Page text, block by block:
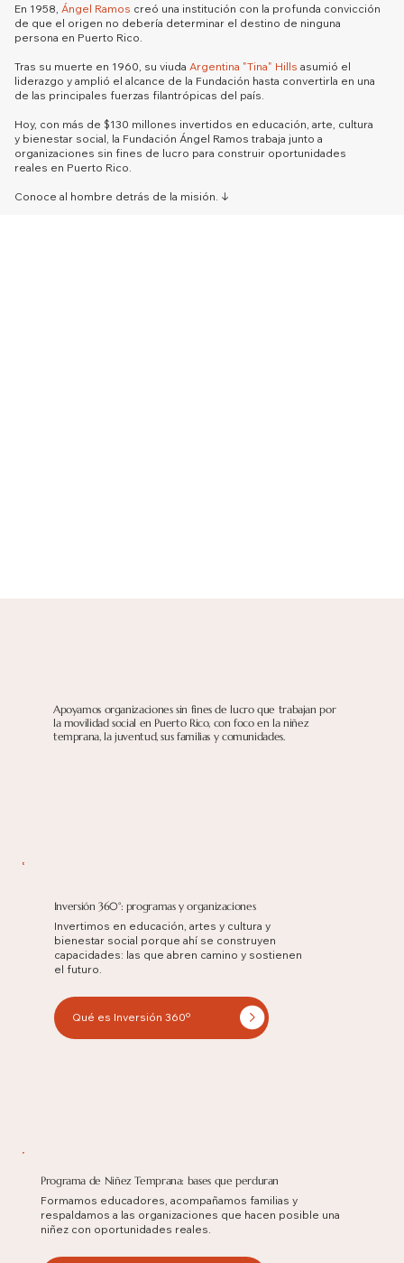
En 1958, Ángel Ramos creó una institución con la profunda convicción
de que el origen no debería determinar el destino de ninguna
persona en Puerto Rico.
Tras su muerte en 1960, su viuda Argentina "Tina" Hills asumió el
liderazgo y amplió el alcance de la Fundación hasta convertirla en una
de las principales fuerzas filantrópicas del país.
Hoy, con más de $130 millones invertidos en educación, arte, cultura
y bienestar social, la Fundación Ángel Ramos trabaja junto a
organizaciones sin fines de lucro para construir oportunidades
reales en Puerto Rico.
Conoce al hombre detrás de la misión. ↓
Programa de Niñez Temprana: bases que perduran
Formamos educadores, acompañamos familias y
respaldamos a las organizaciones que hacen posible una
niñez con oportunidades reales.
Inversión 360°: programas y organizaciones
Invertimos en educación, artes y cultura y
bienestar social porque ahí se construyen
capacidades: las que abren camino y sostienen
el futuro.
Qué es Inversión 360º
Apoyamos organizaciones sin fines de lucro que trabajan por
la movilidad social en Puerto Rico, con foco en la niñez
temprana, la juventud, sus familias y comunidades.